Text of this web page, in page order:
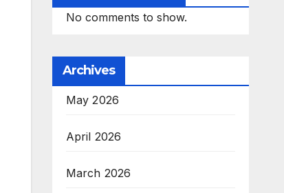
No comments to show.
Archives
May 2026
April 2026
March 2026